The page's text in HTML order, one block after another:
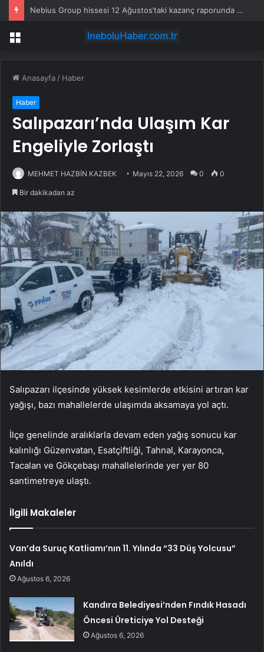
Nebius Group hissesi 12 Ağustos’taki kazanç raporunda %13 hareket edebilir
Menü
Anasayfa / Haber
Haber
Salıpazarı’nda Ulaşım Kar
Engeliyle Zorlaştı
MEHMET HAZBİN KAZBEK Mayıs 22, 2026 0 0
Bir dakikadan az
Salıpazarı ilçesinde yüksek kesimlerde etkisini artıran kar
yağışı, bazı mahallelerde ulaşımda aksamaya yol açtı.
İlçe genelinde aralıklarla devam eden yağış sonucu kar
kalınlığı Güzenvatan, Esatçiftliği, Tahnal, Karayonca,
Tacalan ve Gökçebaşı mahallelerinde yer yer 80
santimetreye ulaştı.
İlgili Makaleler
Van’da Suruç Katliamı’nın 11. Yılında “33 Düş Yolcusu”
Anıldı
Ağustos 6, 2026
Kandıra Belediyesi’nden Fındık Hasadı
Öncesi Üreticiye Yol Desteği
Ağustos 6, 2026